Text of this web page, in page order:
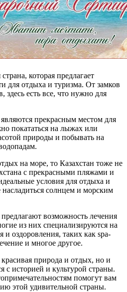
которая предлагает
для отдыха и туризма. От замков
здесь есть все, что нужно для
прекрасным местом для
покататься на лыжах или
природы и побывать на
на море, то Казахстан тоже не
с прекрасными пляжами и
условия для отдыха и
солнцем и морским
возможность лечения
из них специализируются на
и оздоровления, таких как spa-
и многое другое.
природа и отдых, но и
с историей и культурой страны.
помогут вам
этой удивительной страны.